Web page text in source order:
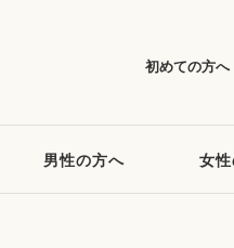
初めての方へ
男性の方へ 女